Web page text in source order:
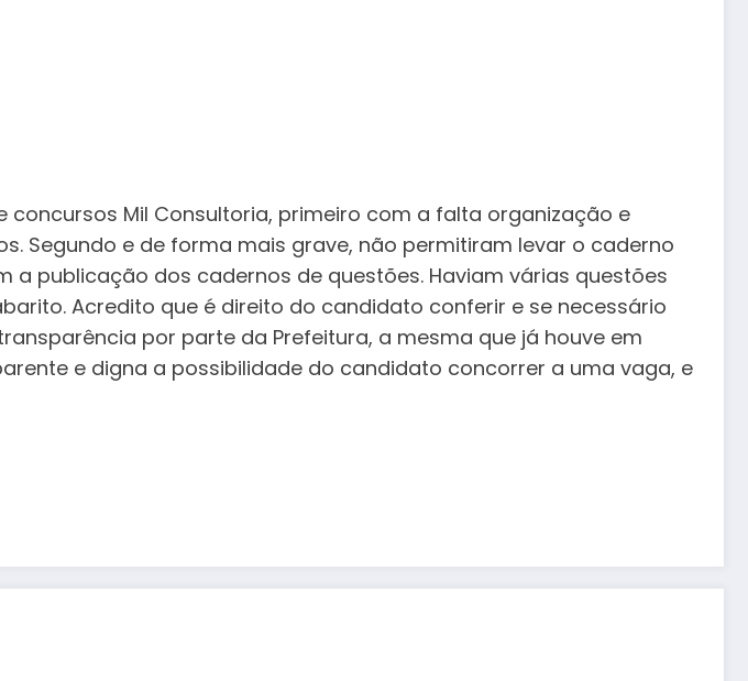
Mil Consultoria, primeiro com a falta organização e
Segundo e de forma mais grave, não permitiram levar o caderno
publicação dos cadernos de questões. Haviam várias questões
Acredito que é direito do candidato conferir e se necessário
por parte da Prefeitura, a mesma que já houve em
e digna a possibilidade do candidato concorrer a uma vaga, e